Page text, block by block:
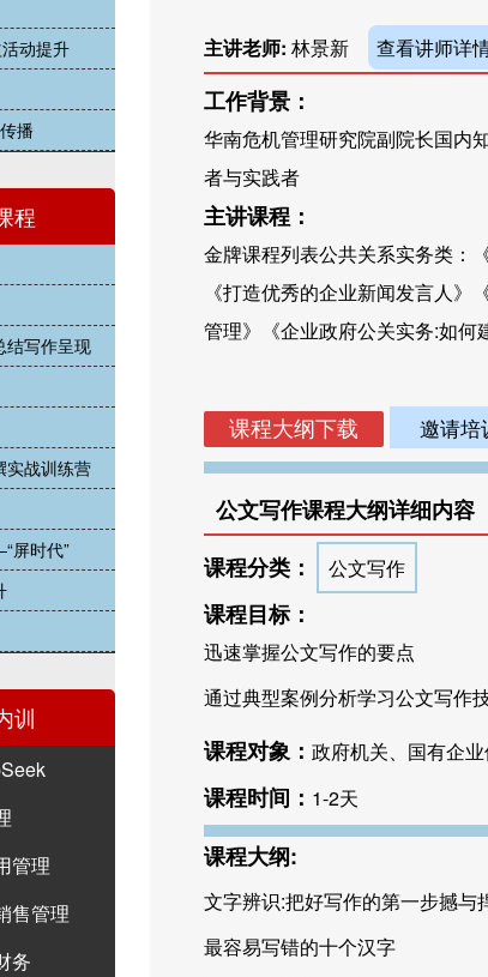
主讲老师: 林景新 查看讲师详
工作背景：
华南危机管理研究院副院长国内
者与实践者
主讲课程：
金牌课程列表公共关系实务类：
《打造优秀的企业新闻发言人
管理》《企业政府公关实务:如何
邀请培
公文写作课程大纲详细内容
课程分类：
公文写作
课程目标：
迅速掌握公文写作的要点
通过典型案例分析学习公文写作
课程对象： 政府机关、国有企
课程时间： 1-2天
课程大纲:
文字辨识:把好写作的第一步撼与
最容易写错的十个汉字
动提升
播
程
结写作呈现
实战训练营
屏时代”
训
管理
售管理
务